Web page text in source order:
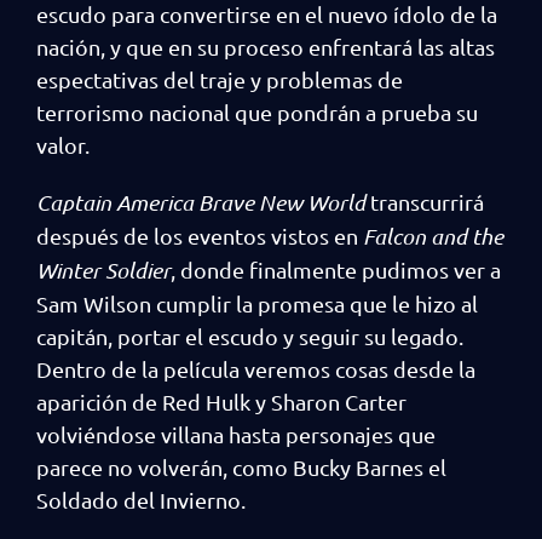
escudo para convertirse en el nuevo ídolo de la
nación, y que en su proceso enfrentará las altas
espectativas del traje y problemas de
terrorismo nacional que pondrán a prueba su
valor.
Captain America Brave New Worldtranscurrirá
después de los eventos vistos en Falcon and the
Winter Soldier, donde finalmente pudimos ver a
Sam Wilson cumplir la promesa que le hizo al
capitán, portar el escudo y seguir su legado.
Dentro de la película veremos cosas desde la
aparición de Red Hulk y Sharon Carter
volviéndose villana hasta personajes que
parece no volverán, como Bucky Barnes el
Soldado del Invierno.